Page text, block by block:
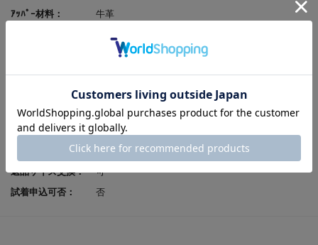
ｱｯﾊﾟｰ材料：
牛革
セメント
ヒールの高さ：
4.0cm
日本
足入れ感（幅）：
3E相当
レビューポイント付可
返品サイズ交換：
可
試着申込可否：
否